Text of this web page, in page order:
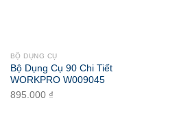
BỘ DỤNG CỤ
Bộ Dụng Cụ 90 Chi Tiết
WORKPRO W009045
895.000 ₫